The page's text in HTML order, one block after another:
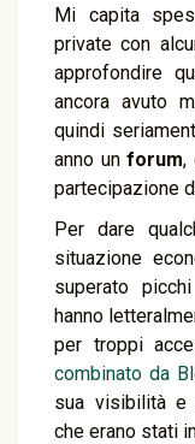
Mi capita
private con
approfondire
ancora avuto
quindi
anno unforum,
partecipazione
Per dare
situazione
superato
hanno
per troppi
combinato da
sua visibilità e
che erano stati